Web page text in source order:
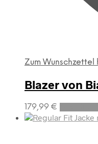
Zum Wunschzettel
Blazer von
179,99 €